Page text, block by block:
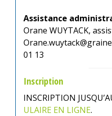
Assistance
Orane WUYTACK,
01 13
Inscription
INSCRIPTION
ULAIRE EN LIGNE.